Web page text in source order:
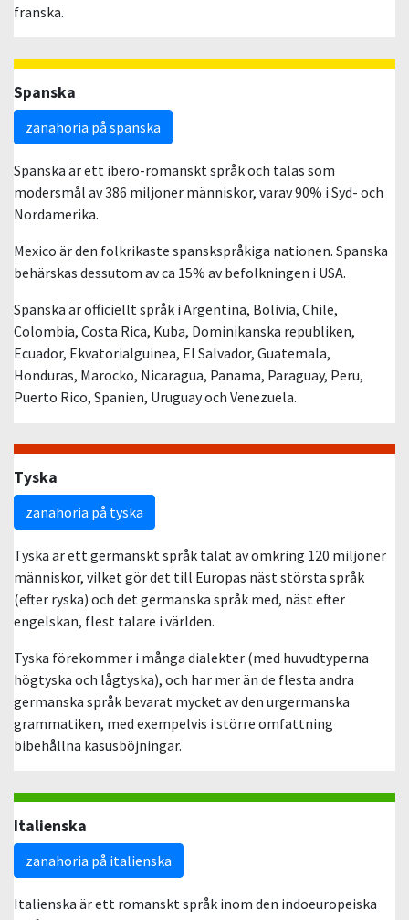
franska.
Spanska
zanahoria på spanska
Spanska är ett ibero-romanskt språk och talas som
modersmål av 386 miljoner människor, varav 90% i Syd- och
Nordamerika.
Mexico är den folkrikaste spanskspråkiga nationen. Spanska
behärskas dessutom av ca 15% av befolkningen i USA.
Spanska är officiellt språk i Argentina, Bolivia, Chile,
Colombia, Costa Rica, Kuba, Dominikanska republiken,
Ecuador, Ekvatorialguinea, El Salvador, Guatemala,
Honduras, Marocko, Nicaragua, Panama, Paraguay, Peru,
Puerto Rico, Spanien, Uruguay och Venezuela.
Tyska
zanahoria på tyska
Tyska är ett germanskt språk talat av omkring 120 miljoner
människor, vilket gör det till Europas näst största språk
(efter ryska) och det germanska språk med, näst efter
engelskan, flest talare i världen.
Tyska förekommer i många dialekter (med huvudtyperna
högtyska och lågtyska), och har mer än de flesta andra
germanska språk bevarat mycket av den urgermanska
grammatiken, med exempelvis i större omfattning
bibehållna kasusböjningar.
Italienska
zanahoria på italienska
Italienska är ett romanskt språk inom den indoeuropeiska